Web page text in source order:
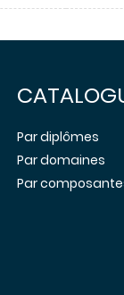
Par diplômes
Par domaines
Par